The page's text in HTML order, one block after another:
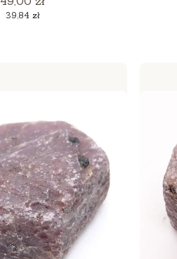
Cena
39,84 zł